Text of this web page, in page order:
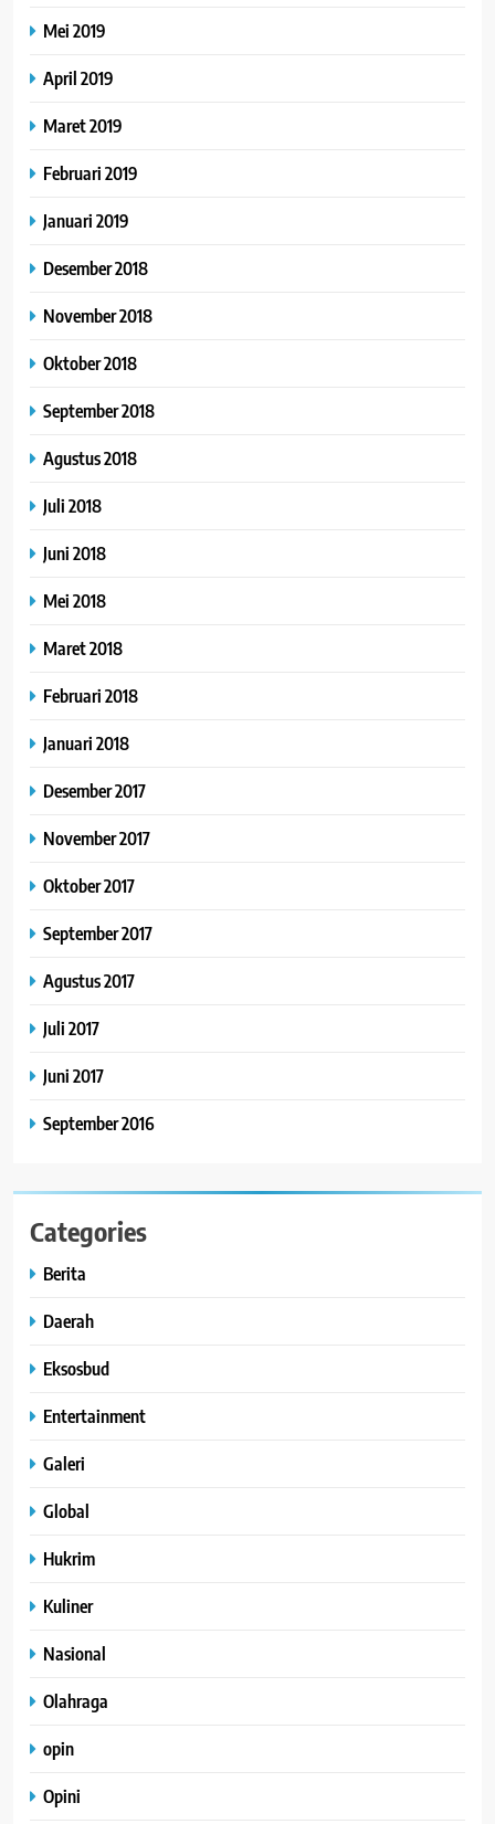
Mei 2019
April 2019
Maret 2019
Februari 2019
Januari 2019
Desember 2018
November 2018
Oktober 2018
September 2018
Agustus 2018
Juli 2018
Juni 2018
Mei 2018
Maret 2018
Februari 2018
Januari 2018
Desember 2017
November 2017
Oktober 2017
September 2017
Agustus 2017
Juli 2017
Juni 2017
September 2016
Categories
Berita
Daerah
Eksosbud
Entertainment
Galeri
Global
Hukrim
Kuliner
Nasional
Olahraga
opin
Opini